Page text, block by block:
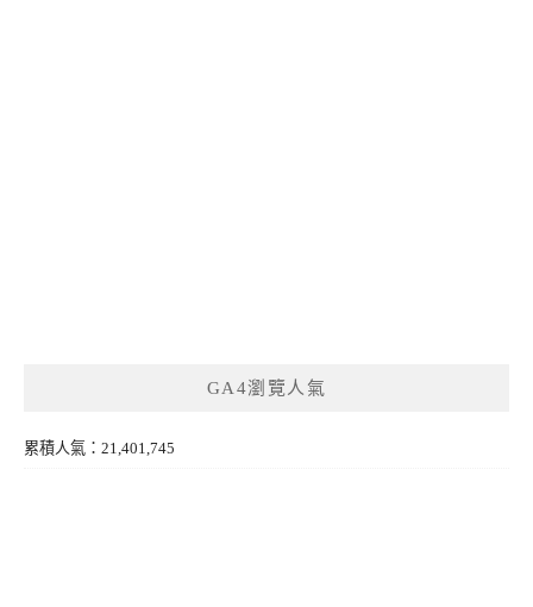
GA4瀏覽人氣
累積人氣：21,401,745